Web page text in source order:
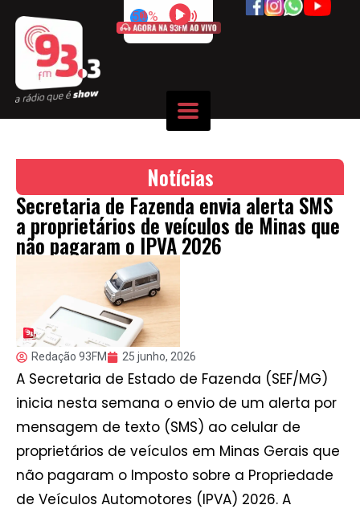
50%
Notícias
Secretaria de Fazenda envia alerta SMS
a proprietários de veículos de Minas que
não pagaram o IPVA 2026
Redação 93FM 25 junho, 2026
A Secretaria de Estado de Fazenda (SEF/MG)
inicia nesta semana o envio de um alerta por
mensagem de texto (SMS) ao celular de
proprietários de veículos em Minas Gerais que
não pagaram o Imposto sobre a Propriedade
de Veículos Automotores (IPVA) 2026. A